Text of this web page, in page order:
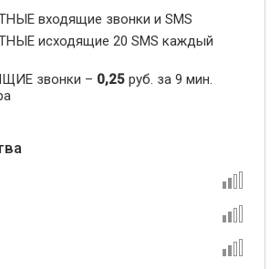
входящие звонки и SMS
исходящие 20 SMS каждый
звонки – 0,25 руб. за 9 мин.